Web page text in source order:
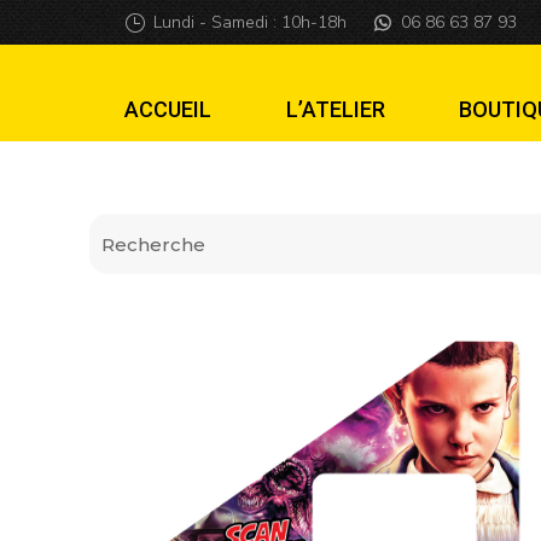
Insider pro V1
Lundi - Samedi : 10h-18h 06 86 63 87 93
ACCUEIL L’ATELIER